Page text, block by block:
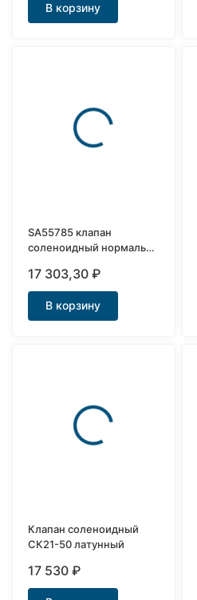
В корзину
SA55785 клапан
соленоидный нормально
17 303,30₽
В корзину
Клапан соленоидный
СК21-50 латунный
17 530₽